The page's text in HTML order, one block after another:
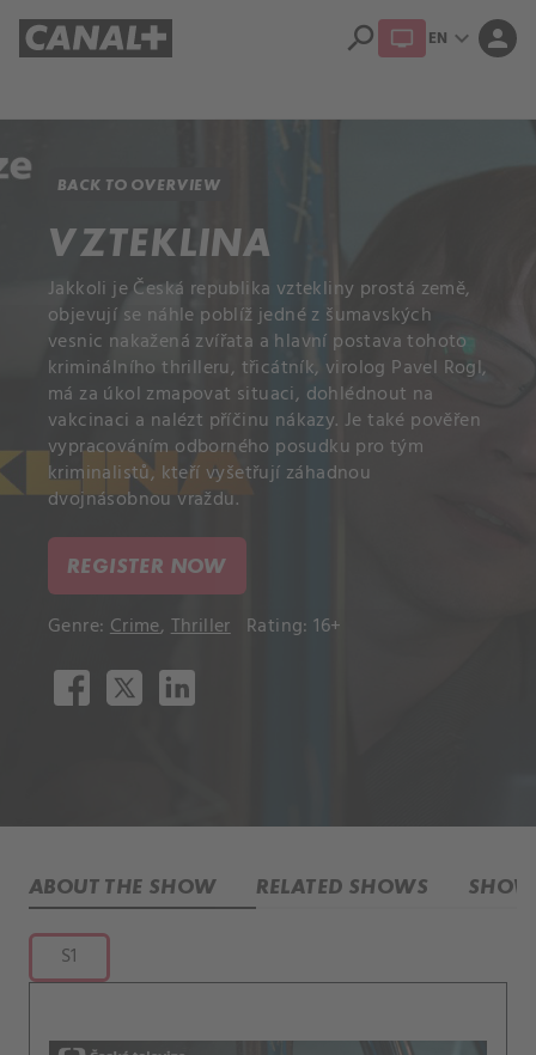
search EN expand_more person
BACK TO OVERVIEW
VZTEKLINA
Jakkoli je Česká republika vztekliny prostá země,
objevují se náhle poblíž jedné z šumavských
vesnic nakažená zvířata a hlavní postava tohoto
kriminálního thrilleru, třicátník, virolog Pavel Rogl,
má za úkol zmapovat situaci, dohlédnout na
vakcinaci a nalézt příčinu nákazy. Je také pověřen
vypracováním odborného posudku pro tým
kriminalistů, kteří vyšetřují záhadnou
dvojnásobnou vraždu.
REGISTER NOW
Genre: Crime, Thriller Rating: 16+
ABOUT THE SHOW RELATED SHOWS
S1